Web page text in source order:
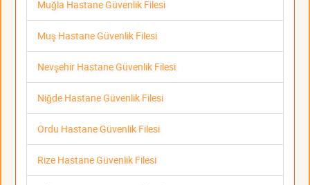
Muğla Hastane Güvenlik Filesi
Muş Hastane Güvenlik Filesi
Nevşehir Hastane Güvenlik Filesi
Niğde Hastane Güvenlik Filesi
Ordu Hastane Güvenlik Filesi
Rize Hastane Güvenlik Filesi